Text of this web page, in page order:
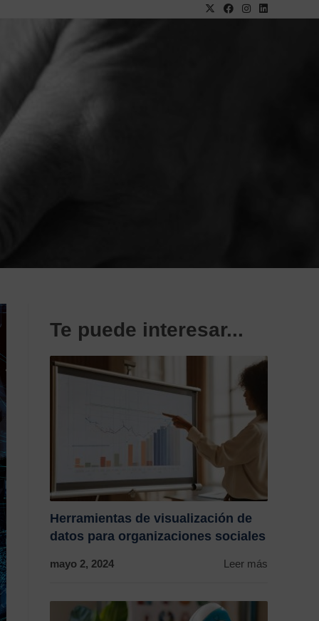
Te puede interesar...
Herramientas de visualización de
datos para organizaciones sociales
mayo 2, 2024 Leer más